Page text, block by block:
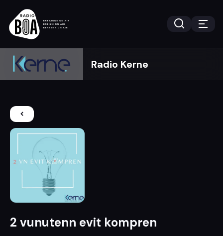
Radio Kerne
2 vunutenn evit kompren